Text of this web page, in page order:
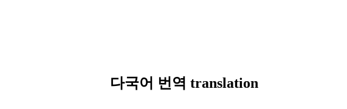
다국어 번역 translation